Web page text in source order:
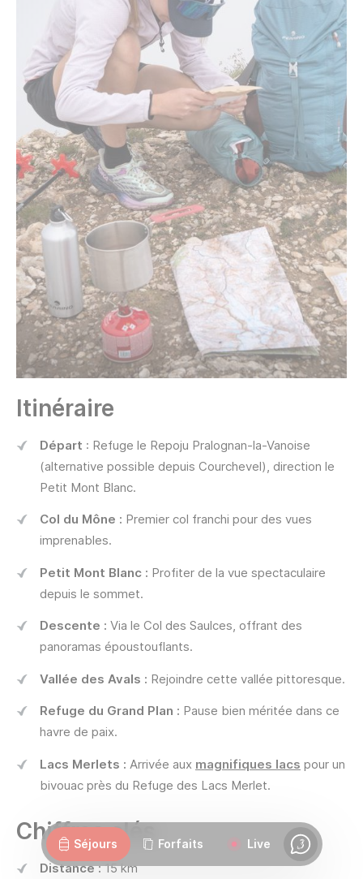
Itinéraire
Départ : Refuge le Repoju Pralognan-la-Vanoise
(alternative possible depuis Courchevel), direction le
Petit Mont Blanc.
Col du Mône : Premier col franchi pour des vues
imprenables.
Petit Mont Blanc : Profiter de la vue spectaculaire
depuis le sommet.
Descente : Via le Col des Saulces, offrant des
panoramas époustouflants.
Vallée des Avals : Rejoindre cette vallée pittoresque.
Refuge du Grand Plan : Pause bien méritée dans ce
havre de paix.
Lacs Merlets : Arrivée aux magnifiques lacs pour un
bivouac près du Refuge des Lacs Merlet.
Chiffres clés
Distance :15 km
Séjours Forfaits Live
Chat